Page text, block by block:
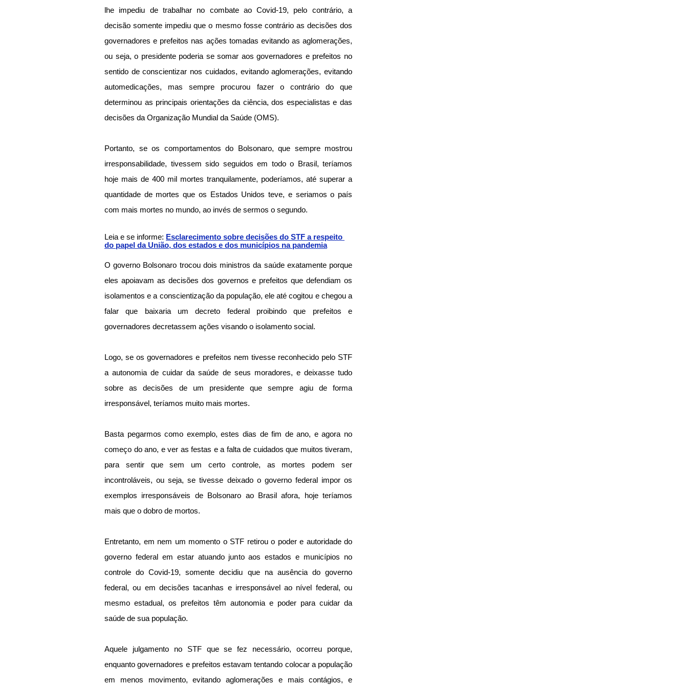
lhe impediu de trabalhar no combate ao Covid-19, pelo contrário, a
decisão somente impediu que o mesmo fosse contrário as decisões dos
governadores e prefeitos nas ações tomadas evitando as aglomerações,
ou seja, o presidente poderia se somar aos governadores e prefeitos no
sentido de conscientizar nos cuidados, evitando aglomerações, evitando
automedicações, mas sempre procurou fazer o contrário do que
determinou as principais orientações da ciência, dos especialistas e das
decisões da Organização Mundial da Saúde (OMS).
Portanto, se os comportamentos do Bolsonaro, que sempre mostrou
irresponsabilidade, tivessem sido seguidos em todo o Brasil, teríamos
hoje mais de 400 mil mortes tranquilamente, poderíamos, até superar a
quantidade de mortes que os Estados Unidos teve, e seriamos o país
com mais mortes no mundo, ao invés de sermos o segundo.
Leia e se informe: Esclarecimento sobre decisões do STF a respeito
do papel da União, dos estados e dos municípios na pandemia
O governo Bolsonaro trocou dois ministros da saúde exatamente porque
eles apoiavam as decisões dos governos e prefeitos que defendiam os
isolamentos e a conscientização da população, ele até cogitou e chegou a
falar que baixaria um decreto federal proibindo que prefeitos e
governadores decretassem ações visando o isolamento social.
Logo, se os governadores e prefeitos nem tivesse reconhecido pelo STF
a autonomia de cuidar da saúde de seus moradores, e deixasse tudo
sobre as decisões de um presidente que sempre agiu de forma
irresponsável, teríamos muito mais mortes.
Basta pegarmos como exemplo, estes dias de fim de ano, e agora no
começo do ano, e ver as festas e a falta de cuidados que muitos tiveram,
para sentir que sem um certo controle, as mortes podem ser
incontroláveis, ou seja, se tivesse deixado o governo federal impor os
exemplos irresponsáveis de Bolsonaro ao Brasil afora, hoje teríamos
mais que o dobro de mortos.
Entretanto, em nem um momento o STF retirou o poder e autoridade do
governo federal em estar atuando junto aos estados e municípios no
controle do Covid-19, somente decidiu que na ausência do governo
federal, ou em decisões tacanhas e irresponsável ao nível federal, ou
mesmo estadual, os prefeitos têm autonomia e poder para cuidar da
saúde de sua população.
Aquele julgamento no STF que se fez necessário, ocorreu porque,
enquanto governadores e prefeitos estavam tentando colocar a população
em menos movimento, evitando aglomerações e mais contágios, e